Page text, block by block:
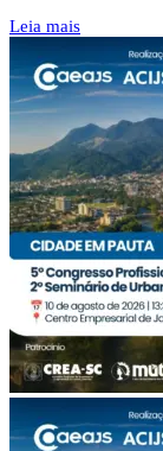
Leia mais